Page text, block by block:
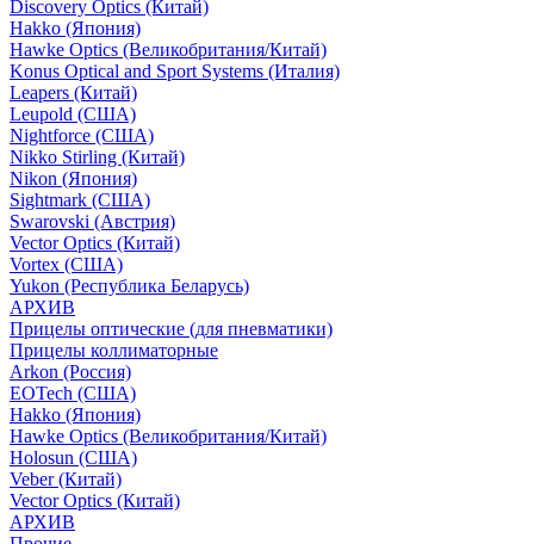
Discovery Optics (Китай)
Hakko (Япония)
Hawke Optics (Великобритания/Китай)
Konus Optical and Sport Systems (Италия)
Leapers (Китай)
Leupold (США)
Nightforce (США)
Nikko Stirling (Китай)
Nikon (Япония)
Sightmark (США)
Swarovski (Австрия)
Vector Optics (Китай)
Vortex (США)
Yukon (Республика Беларусь)
АРХИВ
Прицелы оптические (для пневматики)
Прицелы коллиматорные
Arkon (Россия)
EOTech (США)
Hakko (Япония)
Hawke Optics (Великобритания/Китай)
Holosun (США)
Veber (Китай)
Vector Optics (Китай)
АРХИВ